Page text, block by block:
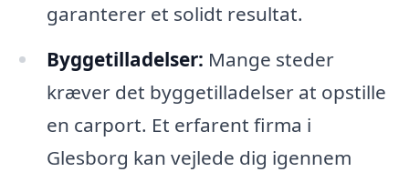
garanterer et solidt resultat.
Byggetilladelser: Mange steder
kræver det byggetilladelser at opstille
en carport. Et erfarent firma i
Glesborg kan vejlede dig igennem